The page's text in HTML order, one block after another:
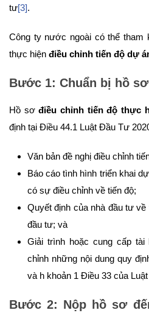
tư[3].
Công ty nước ngoài có thể
thực hiện điều chỉnh tiến độ dự
Bước 1: Chuẩn bị hồ sơ
Hồ sơđiều chỉnh tiến độ thực
định tại Điều 44.1 Luật Đầu Tư
Văn bản đề nghị điều chỉnh
Báo cáo tình hình triển khai
có sự điều chỉnh về tiến độ;
Quyết định của nhà đầu tư
đầu tư; và
Giải trình hoặc cung cấp tài
chỉnh những nội dung quy
và h khoản 1 Điều 33 của
Bước 2: Nộp hồ sơ